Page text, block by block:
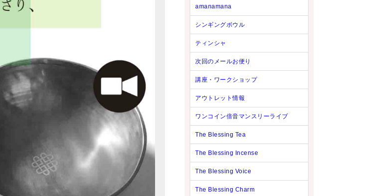
amanamana
シンギングボウル
ティンシャ
次回のメールお便り
講座・ワークショップ
アウトレット情報
ワンコイン倍音マンスリーライブ
The Blessing Tea
The Blessing Incense
The Blessing Voice
The Blessing Charm